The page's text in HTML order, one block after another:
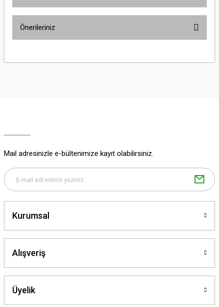
Önerileriniz
yetersiz gördüğünüz noktaları öneri formunu kullanarak tarafımıza
Bu ürüne benzer farklı alternatifler olmalı.
Mail adresinizle e-bültenimize kayıt olabilirsiniz.
Kurumsal
Alışveriş
Üyelik